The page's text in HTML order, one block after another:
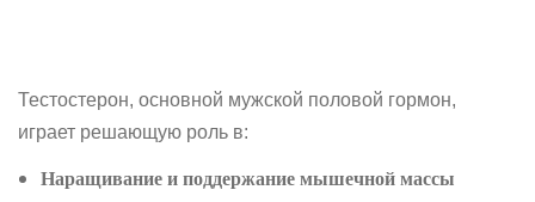
Тестостерон, основной мужской половой гормон,
играет решающую роль в:
Наращивание и поддержание мышечной массы